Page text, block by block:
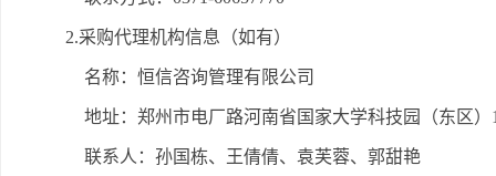
2.采购代理机构信息（如有）
名称：恒信咨询管理有限公司
地址：郑州市电厂路河南省国家大学科技园（东区）
联系人：孙国栋、王倩倩、袁芙蓉、郭甜艳